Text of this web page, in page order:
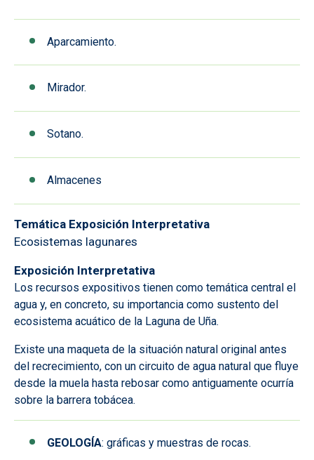
Aparcamiento.
Mirador.
Sotano.
Almacenes
Temática Exposición Interpretativa
Ecosistemas lagunares
Exposición Interpretativa
Los recursos expositivos tienen como temática central el
agua y, en concreto, su importancia como sustento del
ecosistema acuático de la Laguna de Uña.
Existe una maqueta de la situación natural original antes
del recrecimiento, con un circuito de agua natural que fluye
desde la muela hasta rebosar como antiguamente ocurría
sobre la barrera tobácea.
GEOLOGÍA: gráficas y muestras de rocas.